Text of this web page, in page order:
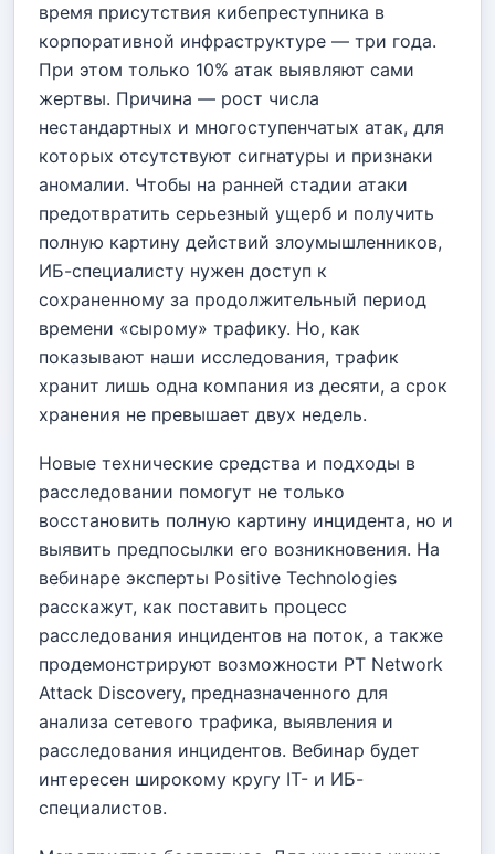
время присутствия кибепреступника в
корпоративной инфраструктуре — три года.
При этом только 10% атак выявляют сами
жертвы. Причина — рост числа
нестандартных и многоступенчатых атак, для
которых отсутствуют сигнатуры и признаки
аномалии. Чтобы на ранней стадии атаки
предотвратить серьезный ущерб и получить
полную картину действий злоумышленников,
ИБ-специалисту нужен доступ к
сохраненному за продолжительный период
времени «сырому» трафику. Но, как
показывают наши исследования, трафик
хранит лишь одна компания из десяти, а срок
хранения не превышает двух недель.
Новые технические средства и подходы в
расследовании помогут не только
восстановить полную картину инцидента, но и
выявить предпосылки его возникновения. На
вебинаре эксперты Positive Technologies
расскажут, как поставить процесс
расследования инцидентов на поток, а также
продемонстрируют возможности PT Network
Attack Discovery, предназначенного для
анализа сетевого трафика, выявления и
расследования инцидентов. Вебинар будет
интересен широкому кругу IT- и ИБ-
специалистов.